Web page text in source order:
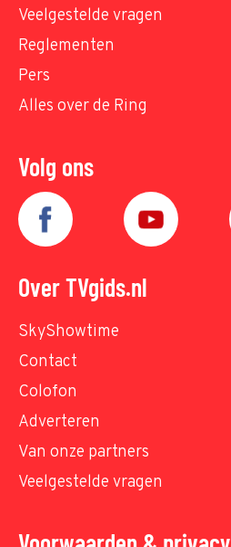
Veelgestelde vragen
Reglementen
Pers
Alles over de Ring
Volg ons
Over TVgids.nl
SkyShowtime
Contact
Colofon
Adverteren
Van onze partners
Veelgestelde vragen